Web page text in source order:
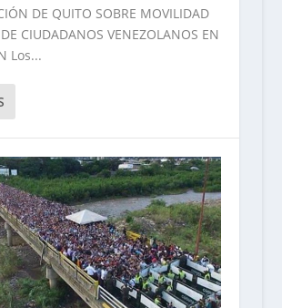
DE QUITO SOBRE MOVILIDAD
CIUDADANOS VENEZOLANOS EN
Los...